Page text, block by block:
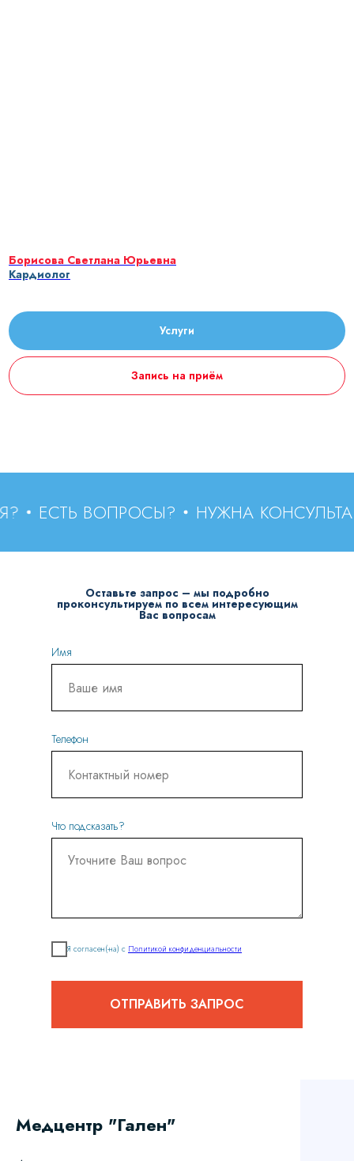
Борисова Светлана Юрьевна
Кардиолог
Услуги
Запись на приём
ЕСТЬ ВОПРОСЫ? НУЖНА
Оставьте запрос – мы подробно
проконсультируем по всем интересующим
Вас вопросам
Имя
Телефон
Что подсказать?
Я согласен(-на) с Политикой конфиденциальности
ОТПРАВИТЬ ЗАПРОС
Медцентр "Гален"